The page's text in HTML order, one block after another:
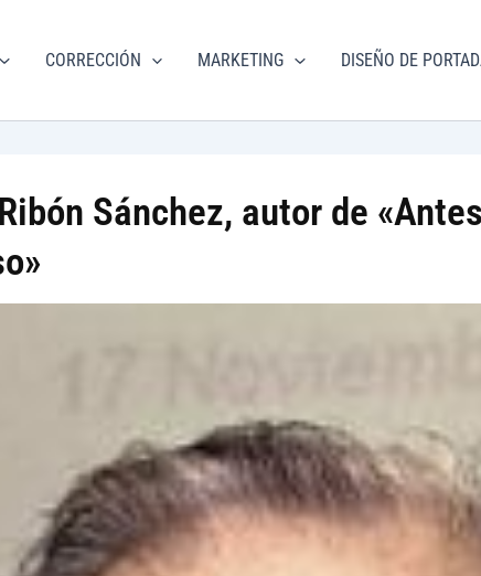
CORRECCIÓN MARKETING DISEÑO DE
Sánchez, autor de